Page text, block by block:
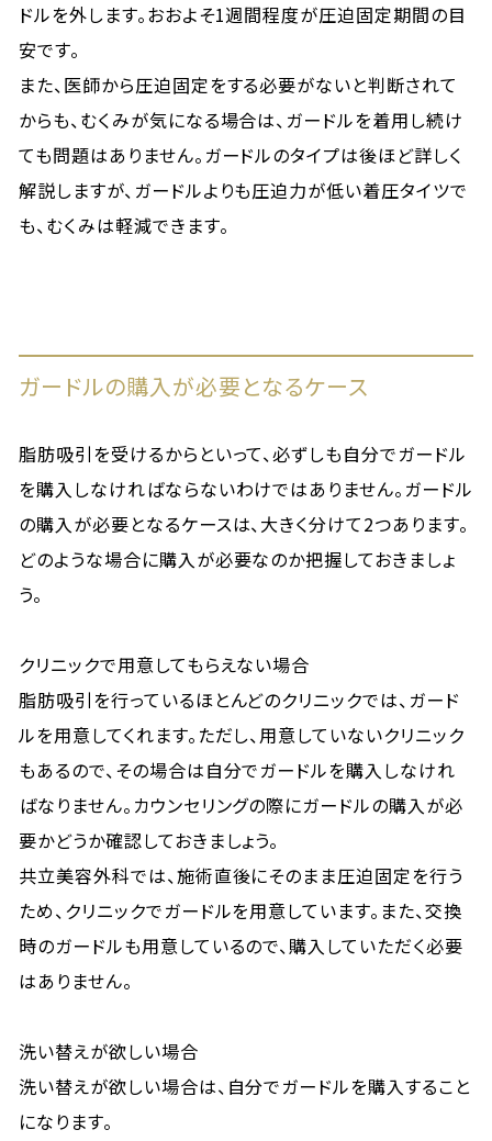
ドルを外します。おおよそ1週間程度が圧迫固定期間の目
安です。
また、医師から圧迫固定をする必要がないと判断されて
からも、むくみが気になる場合は、ガードルを着用し続け
ても問題はありません。ガードルのタイプは後ほど詳しく
解説しますが、ガードルよりも圧迫力が低い着圧タイツで
も、むくみは軽減できます。
ガードルの購入が必要となるケース
脂肪吸引を受けるからといって、必ずしも自分でガードル
を購入しなければならないわけではありません。ガードル
の購入が必要となるケースは、大きく分けて2つあります。
どのような場合に購入が必要なのか把握しておきましょ
う。
クリニックで用意してもらえない場合
脂肪吸引を行っているほとんどのクリニックでは、ガード
ルを用意してくれます。ただし、用意していないクリニック
もあるので、その場合は自分でガードルを購入しなけれ
ばなりません。カウンセリングの際にガードルの購入が必
要かどうか確認しておきましょう。
共立美容外科では、施術直後にそのまま圧迫固定を行う
ため、クリニックでガードルを用意しています。また、交換
時のガードルも用意しているので、購入していただく必要
はありません。
洗い替えが欲しい場合
洗い替えが欲しい場合は、自分でガードルを購入すること
になります。